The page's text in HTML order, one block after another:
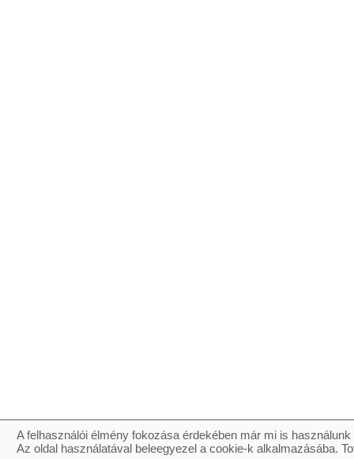
A felhasználói élmény fokozása érdekében már mi is
Az oldal használatával beleegyezel a cookie-k alkalmazásába.